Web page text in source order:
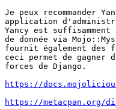
Je peux recommander
application
Yancy est
de donnée via
fournit également des
ceci permet de gagner
forces de Django.
https://
https://metacpan.org/